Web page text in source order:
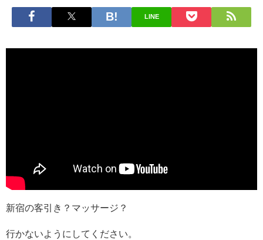
LINE
新宿の客引き？マッサージ？
行かないようにしてください。